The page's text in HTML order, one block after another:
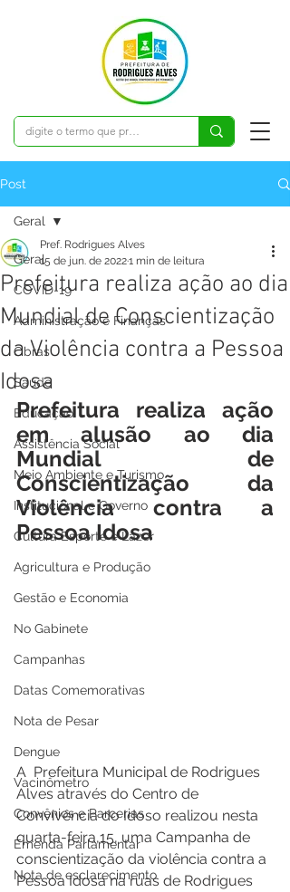
Post
Geral
COVID-19
Administração e Finanças
Obras
Saúde
Educação
Assistência Social
Meio Ambiente e Turismo
Institucional e Governo
Cultura Esporte e Lazer
Agricultura e Produção
Gestão e Economia
No Gabinete
Campanhas
Datas Comemorativas
Nota de Pesar
Dengue
Vacinômetro
Convênios e Parcerias
Emenda Parlamentar
Nota de esclarecimento
Geral
Prefeitura realiza ação ao dia
Mundial de Conscientização
da Violência contra a Pessoa
Idosa
Pref. Rodrigues Alves
15 de jun. de 20221 min de leitura
Prefeitura realiza ação
em alusão ao dia
Mundial de
Conscientização da
Violência contra a
Pessoa Idosa
A  Prefeitura Municipal de Rodrigues
Alves através do Centro de
Convivência do Idoso realizou nesta
quarta-feira,15, uma Campanha de
conscientização da violência contra a
Pessoa Idosa na ruas de Rodrigues